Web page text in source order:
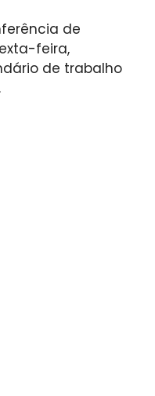
de
feira,
de trabalho